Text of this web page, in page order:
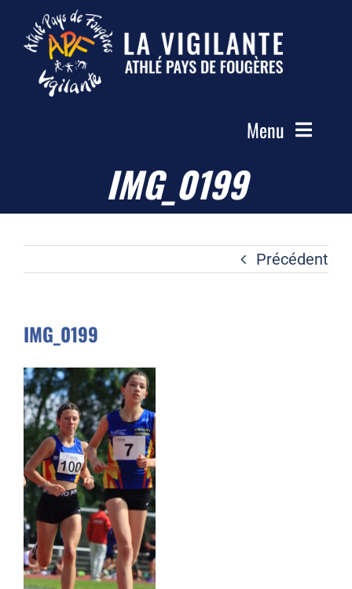
Passer
contenu
Menu
Photos
Contact
IMG_0199
Précédent
IMG_0199